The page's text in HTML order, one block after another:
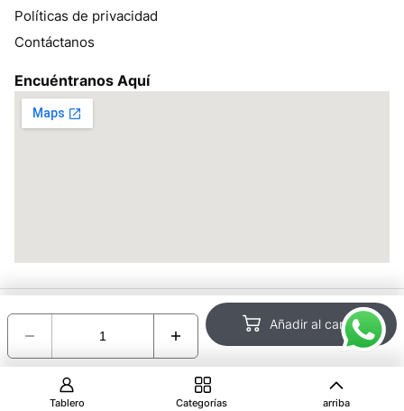
Añadir al carrito
Políticas de privacidad
Contáctanos
Encuéntranos Aquí
Todos los derechos reservados bracsan.pe ©2026 – Desarrollado
por:
Encotel
Tablero Categorías arriba